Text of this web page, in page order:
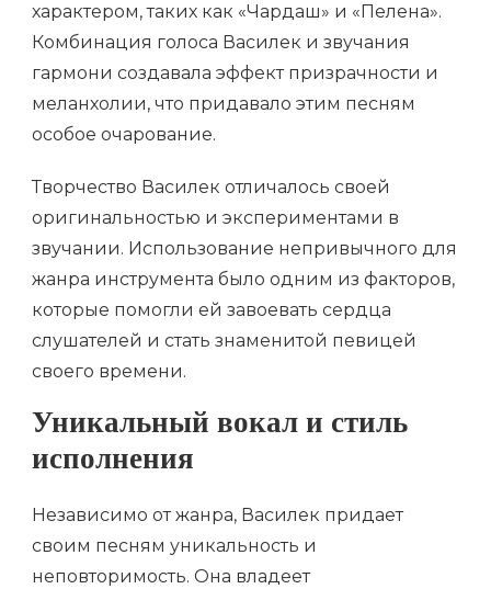
характером, таких как «Чардаш» и «Пелена».
Комбинация голоса Василек и звучания
гармони создавала эффект призрачности и
меланхолии, что придавало этим песням
особое очарование.
Творчество Василек отличалось своей
оригинальностью и экспериментами в
звучании. Использование непривычного для
жанра инструмента было одним из факторов,
которые помогли ей завоевать сердца
слушателей и стать знаменитой певицей
своего времени.
Уникальный вокал и стиль
исполнения
Независимо от жанра, Василек придает
своим песням уникальность и
неповторимость. Она владеет